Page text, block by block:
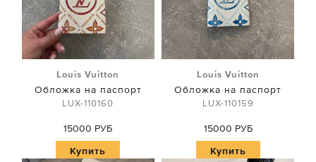
Louis Vuitton
Обложка на паспорт
LUX-110160
15000 РУБ
Купить
Louis Vuitton
Обложка на паспорт
LUX-110159
15000 РУБ
Купить